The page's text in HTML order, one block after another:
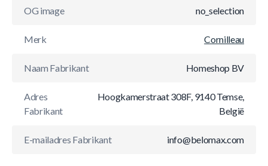
OG image no_selection
Merk Cornilleau
Naam Fabrikant Homeshop BV
Adres
Fabrikant
Hoogkamerstraat 308F, 9140 Temse,
België
E-mailadres Fabrikant info@belomax.com